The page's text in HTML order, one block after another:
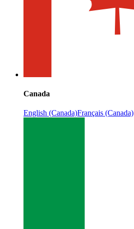
Canada
English (Canada)Français (Canada)